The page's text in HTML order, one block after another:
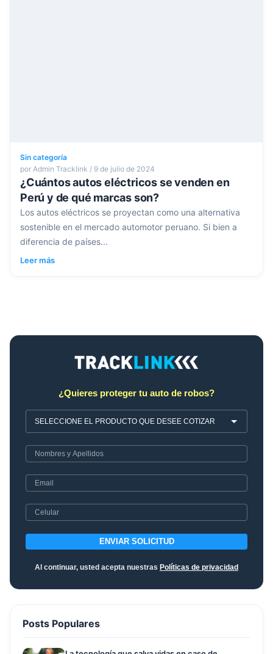
Sin categoría
por Admin Tracklink / 9 de julio de 2024
¿Cuántos autos eléctricos se venden en
Perú y de qué marcas son?
Los autos eléctricos se proyectan como una alternativa
sostenible en el mercado automotor peruano. Si bien a
diferencia de países...
Leer más
¿Quieres proteger tu auto de robos?
ENVIAR SOLICITUD
Al continuar, usted acepta nuestras Políticas de privacidad
Posts Populares